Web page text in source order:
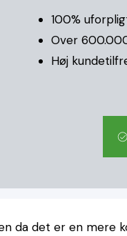
100%
Over
Høj
da det er en mere